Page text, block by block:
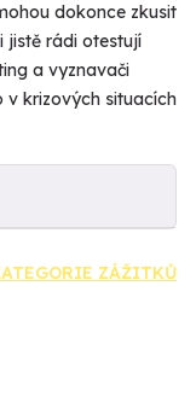
dokonce zkusit
jistě rádi otestují
a vyznavači
v krizových situacích
ZÁŽITKŮ